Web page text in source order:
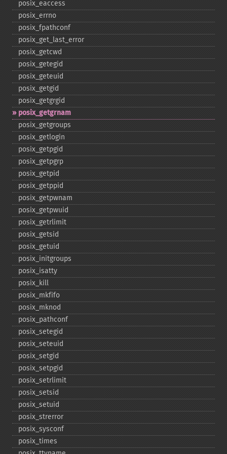
posix_​eaccess
posix_​errno
posix_​fpathconf
posix_​get_​last_​error
posix_​getcwd
posix_​getegid
posix_​geteuid
posix_​getgid
posix_​getgrgid
posix_​getgrnam
posix_​getgroups
posix_​getlogin
posix_​getpgid
posix_​getpgrp
posix_​getpid
posix_​getppid
posix_​getpwnam
posix_​getpwuid
posix_​getrlimit
posix_​getsid
posix_​getuid
posix_​initgroups
posix_​isatty
posix_​kill
posix_​mkfifo
posix_​mknod
posix_​pathconf
posix_​setegid
posix_​seteuid
posix_​setgid
posix_​setpgid
posix_​setrlimit
posix_​setsid
posix_​setuid
posix_​strerror
posix_​sysconf
posix_​times